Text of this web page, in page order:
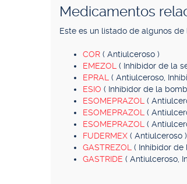
Medicamentos
Este es un listado de algunos
COR ( Antiulceroso )
EMEZOL ( Inhibidor de la
EPRAL ( Antiulceroso,
ESIO ( Inhibidor de la
ESOMEPRAZOL (
ESOMEPRAZOL (
ESOMEPRAZOL (
FUDERMEX ( Antiulceroso )
GASTREZOL ( Inhibidor de
GASTRIDE ( Antiulceroso,